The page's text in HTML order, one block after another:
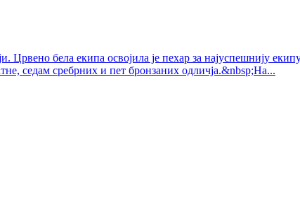
бела екипа освојила је пехар за најуспешнију
седам сребрних и пет бронзаних одличја.&nbsp;На...